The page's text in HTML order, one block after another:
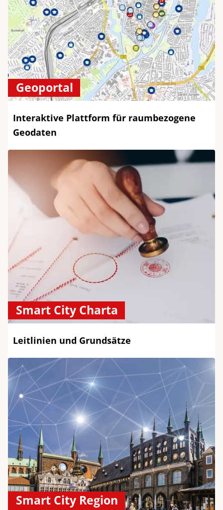
Geoportal
Interaktive Plattform für raumbezogene
Geodaten
Smart City Charta
Leitlinien und Grundsätze
Smart City Region